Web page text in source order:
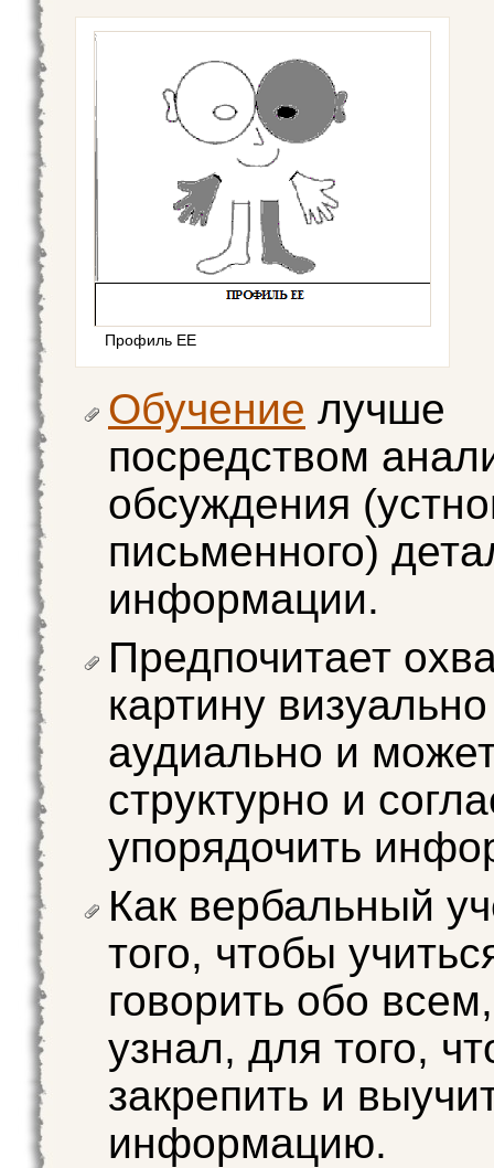
Профиль EE
Обучение лучше
посредством
обсуждения
письменного)
информации.
Предпочитает
картину
аудиально и
структурно и
упорядочить
Как вербальный
того, чтобы
говорить обо
узнал, для того,
закрепить и
информацию.